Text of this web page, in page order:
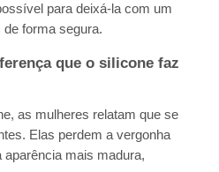
para deixá-la com um
de forma segura.
que o silicone faz
as mulheres relatam que se
Elas perdem a vergonha
mais madura,